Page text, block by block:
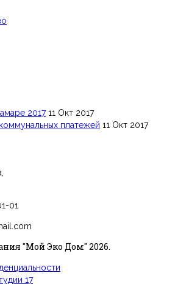
2017 11 Окт 2017
платежей 11 Окт 2017
01
"Мой Эко Дом" 2026.
17